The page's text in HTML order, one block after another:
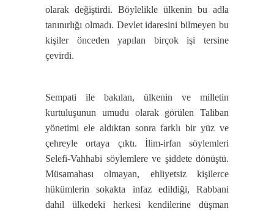
olarak değiştirdi. Böylelikle ülkenin bu adla
tanınırlığı olmadı. Devlet idaresini bilmeyen bu
kişiler önceden yapılan birçok işi tersine
çevirdi.
Sempati ile bakılan, ülkenin ve milletin
kurtuluşunun umudu olarak görülen Taliban
yönetimi ele aldıktan sonra farklı bir yüz ve
çehreyle ortaya çıktı. İlim-irfan söylemleri
Selefi-Vahhabi söylemlere ve şiddete dönüştü.
Müsamahası olmayan, ehliyetsiz kişilerce
hükümlerin sokakta infaz edildiği, Rabbani
dahil ülkedeki herkesi kendilerine düşman